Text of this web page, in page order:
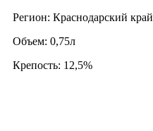
Регион: Краснодарский край
Объем: 0,75л
Крепость: 12,5%